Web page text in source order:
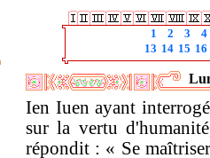
1 2 3
4
13 14 15 16
Ien Iuen ayant
sur la vertu
répondit : « Se